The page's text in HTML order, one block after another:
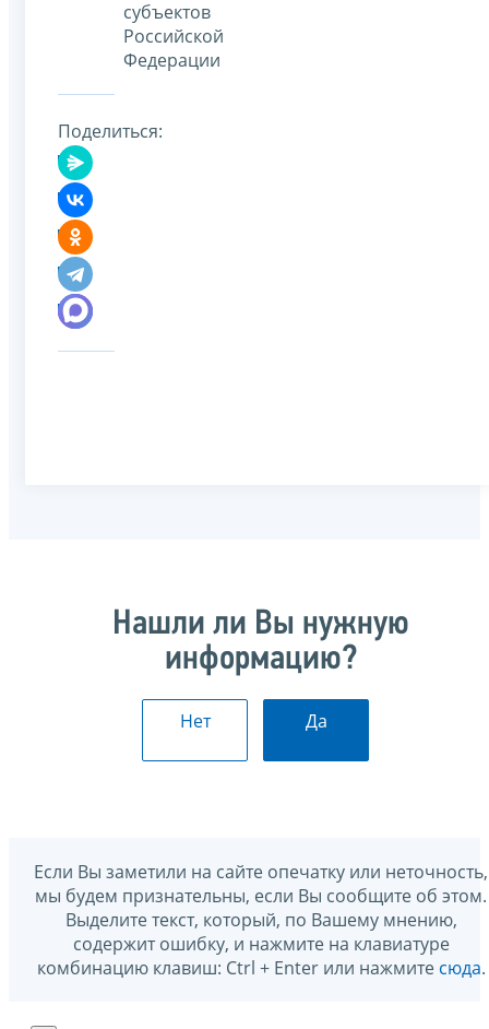
субъектов
Российской
Федерации
Поделиться:
Нашли ли Вы нужную
информацию?
Нет Да
Если Вы заметили на сайте опечатку или неточность,
мы будем признательны, если Вы сообщите об этом.
Выделите текст, который, по Вашему мнению,
содержит ошибку, и нажмите на клавиатуре
комбинацию клавиш: Ctrl + Enter или нажмите сюда.